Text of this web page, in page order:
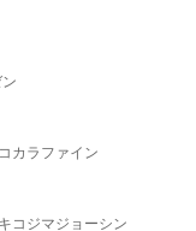
カラファイン
コジマジョーシン